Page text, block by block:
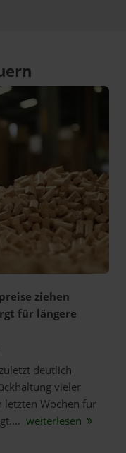
ziehen
für längere
deutlich
vieler
letzten Wochen für
weiterlesen